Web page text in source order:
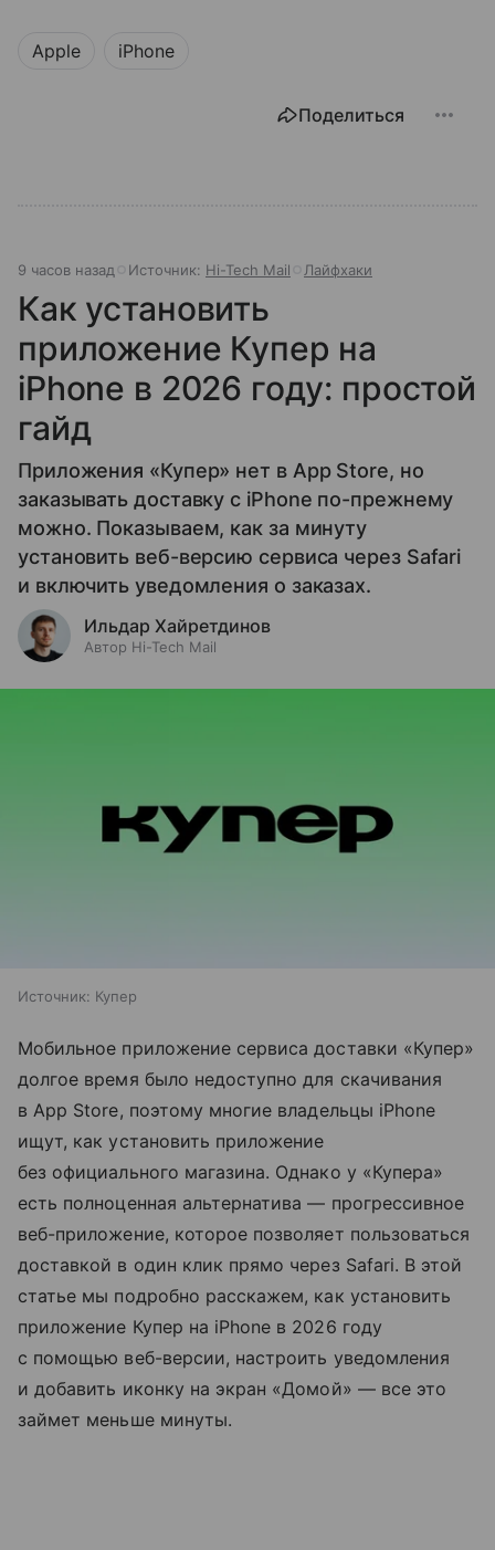
Apple iPhone
Поделиться
9 часов назад Источник: Hi-Tech Mail Лайфхаки
Как установить
приложение Купер на
iPhone в 2026 году: простой
гайд
Приложения «Купер» нет в App Store, но
заказывать доставку с iPhone по-прежнему
можно. Показываем, как за минуту
установить веб-версию сервиса через Safari
и включить уведомления о заказах.
Ильдар Хайретдинов
Автор Hi-Tech Mail
Источник: Купер
Мобильное приложение сервиса доставки «Купер»
долгое время было недоступно для скачивания
в App Store, поэтому многие владельцы iPhone
ищут, как установить приложение
без официального магазина. Однако у «Купера»
есть полноценная альтернатива — прогрессивное
веб-приложение, которое позволяет пользоваться
доставкой в один клик прямо через Safari. В этой
статье мы подробно расскажем, как установить
приложение Купер на iPhone в 2026 году
с помощью веб-версии, настроить уведомления
и добавить иконку на экран «Домой» — все это
займет меньше минуты.